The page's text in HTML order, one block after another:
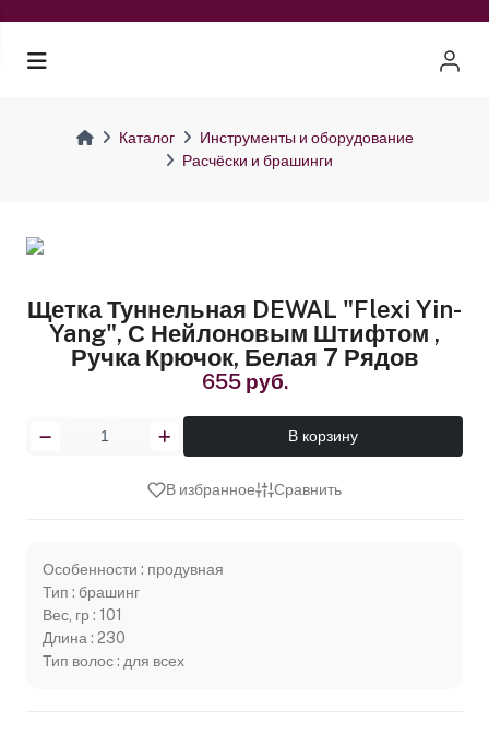
Каталог
Инструменты и оборудование
Расчёски и брашинги
Щетка Туннельная DEWAL "Flexi Yin-
Yang", С Нейлоновым Штифтом ,
Ручка Крючок, Белая 7 Рядов
655 руб.
В корзину
В избранное Сравнить
Особенности : продувная
Тип : брашинг
Вес, гр : 101
Длина : 230
Тип волос : для всех